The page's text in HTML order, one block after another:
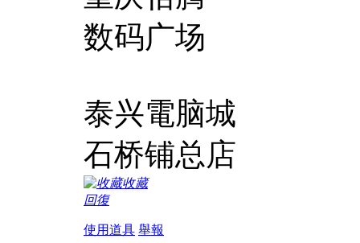
数码广场
泰兴電脑城
石桥铺总店
收藏
回復
使用道具 舉報